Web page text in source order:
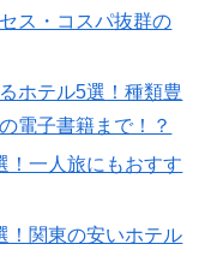
ス・コスパ抜群の
ホテル5選！種類豊
電子書籍まで！？
！一人旅にもおすす
！関東の安いホテル